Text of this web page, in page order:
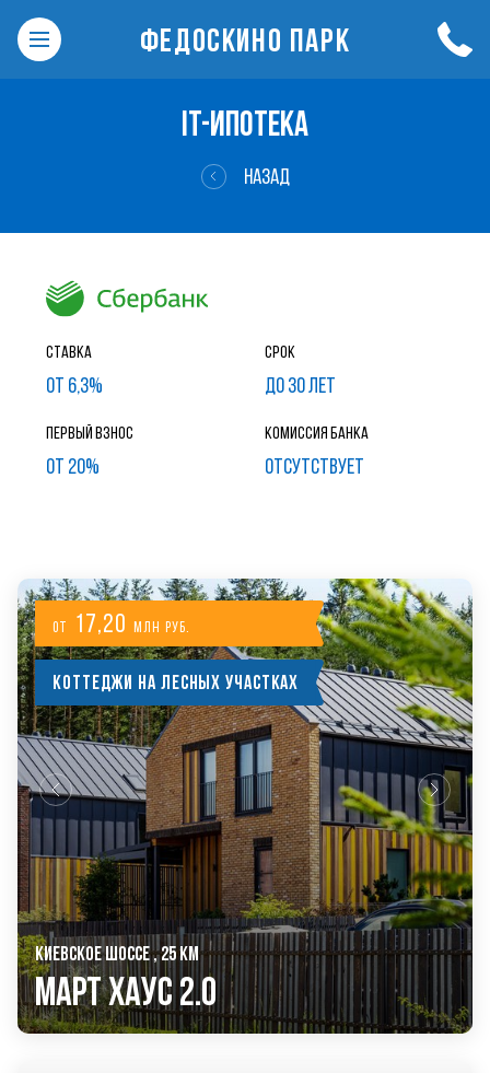
ФЕДОСКИНО ПАРК
IT-ИПОТЕКА
НАЗАД
Ставка
от 6,3%
Срок
до 30 лет
Первый взнос
от 20%
Комиссия банка
ОТСУТСТВУЕТ
от 17,20 млн руб.
Коттеджи на лесных участках
КИЕВСКОЕ ШОССЕ , 25 КМ
Март Хаус 2.0